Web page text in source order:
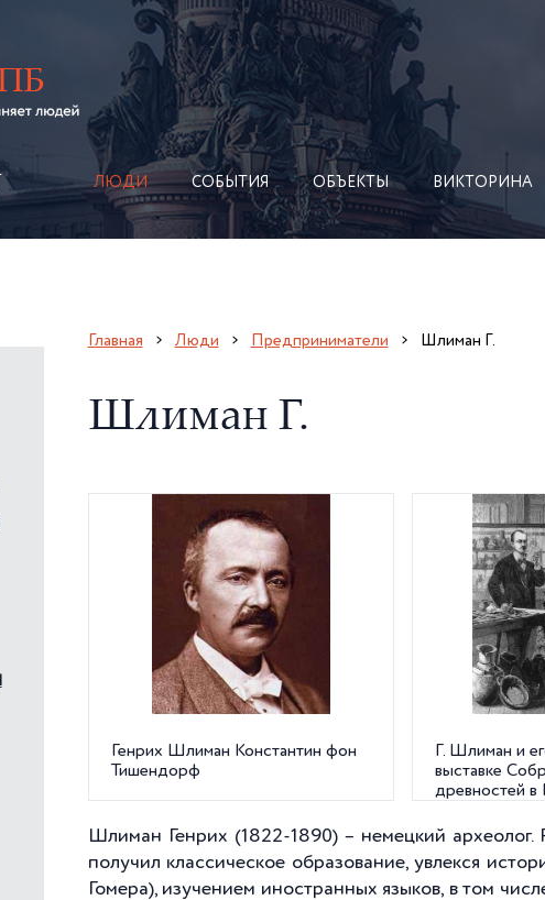
ЛЮДИ СОБЫТИЯ ОБЪЕКТЫ ВИКТОРИНА
Главная Люди Предприниматели Шлиман Г.
Шлиман Г.
Генрих Шлиман Константин фон
Тишендорф
Г. Шлиман и
выставке
древностей в
Берлине. 1881
Шлиман Генрих (1822-1890) – немецкий археолог.
получил классическое образование, увлекся
Гомера), изучением иностранных языков, в том